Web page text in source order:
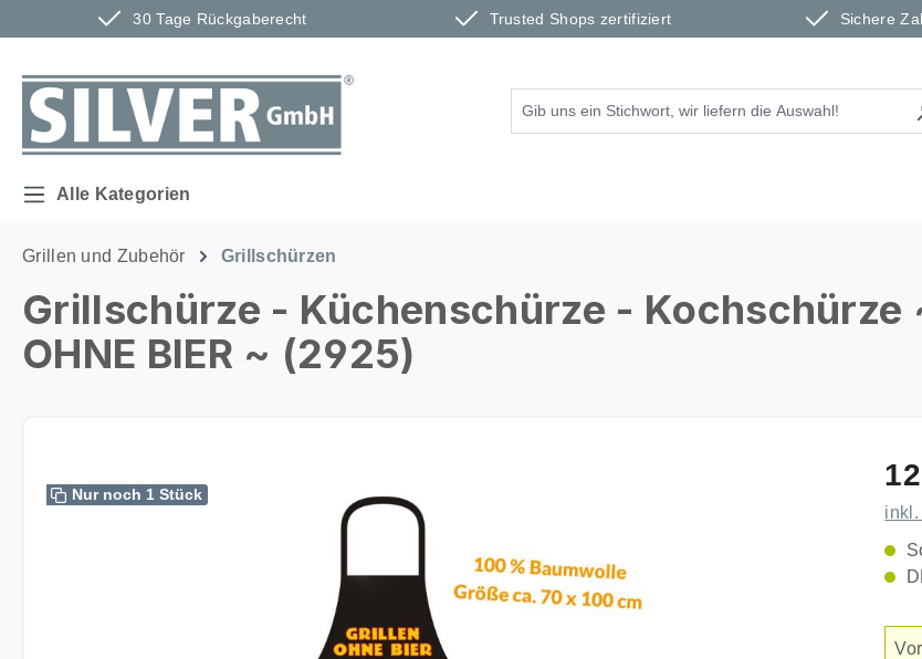
30 Tage Rückgaberecht Trusted Shops zertifiziert Sichere
Hauptinhalt springen
Zur Suche springen
Zur Hauptnavigation springen
Alle Kategorien
Grillen und Zubehör Grillschürzen
Grillschürze - Küchenschürze - Kochschürze
OHNE BIER ~ (2925)
Nur noch 1 Stück
inkl.